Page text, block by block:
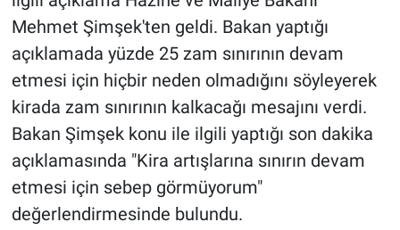
Mehmet Şimşek'ten geldi. Bakan yaptığı
açıklamada yüzde 25 zam sınırının devam
etmesi için hiçbir neden olmadığını söyleyerek
kirada zam sınırının kalkacağı mesajını verdi.
Bakan Şimşek konu ile ilgili yaptığı son dakika
açıklamasında "Kira artışlarına sınırın devam
etmesi için sebep görmüyorum"
değerlendirmesinde bulundu.